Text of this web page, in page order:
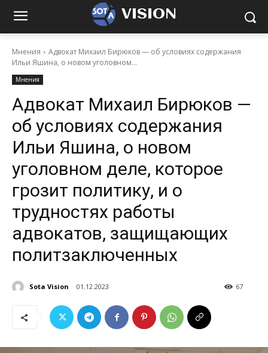
VISION
Мнения
Адвокат Михаил Бирюков — об условиях содержания
Ильи Яшина, о новом уголовном...
Мнения
Адвокат Михаил Бирюков —
об условиях содержания
Ильи Яшина, о новом
уголовном деле, которое
грозит политику, и о
трудностях работы
адвокатов, защищающих
политзаключенных
Sota Vision 01.12.2023 67